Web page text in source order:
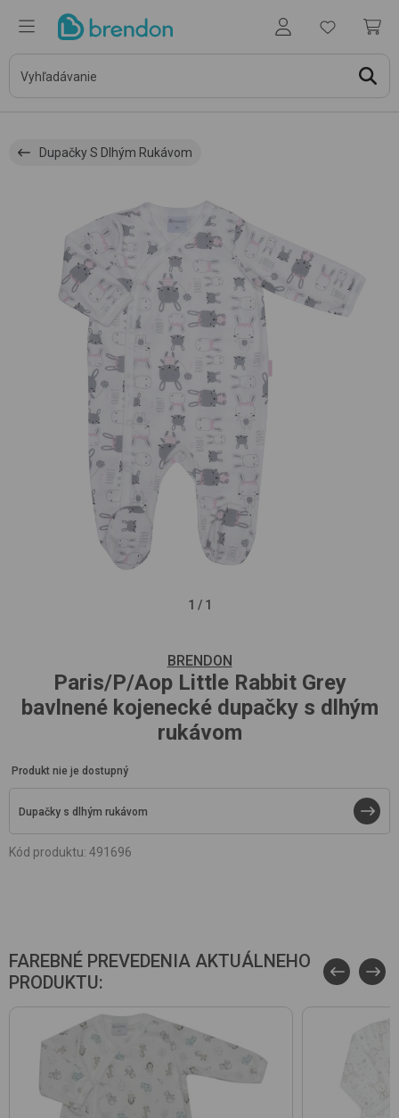
Dupačky S Dlhým Rukávom
1 / 1
BRENDON
Paris/P/Aop Little Rabbit Grey
bavlnené kojenecké dupačky s dlhým
rukávom
Produkt nie je dostupný
Dupačky s dlhým rukávom
Kód produktu: 491696
FAREBNÉ PREVEDENIA AKTUÁLNEHO
PRODUKTU: